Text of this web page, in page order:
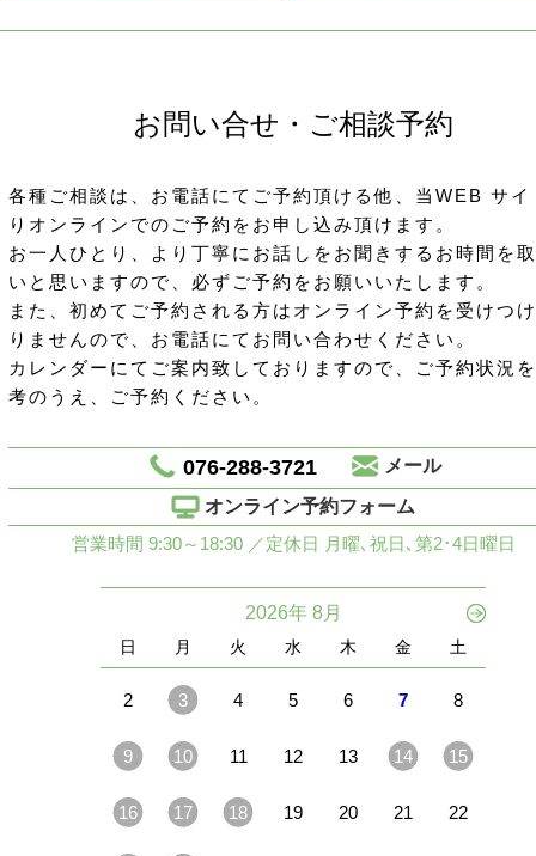
お問い合せ・ご相談予約
各種ご相談は、お電話にてご予約頂ける他、当WEB サイ
りオンラインでのご予約をお申し込み頂けます。
お一人ひとり、より丁寧にお話しをお聞きするお時間を
いと思いますので、必ずご予約をお願いいたします。
また、初めてご予約される方はオンライン予約を受けつ
りませんので、お電話にてお問い合わせください。
カレンダーにてご案内致しておりますので、ご予約状況
考のうえ、ご予約ください。
076-288-3721
メール
オンライン予約フォーム
営業時間 9:30～18:30 ／定休日 月曜､祝日､第2･4日曜日
2026年 8月
日 月 火 水 木 金 土
2 3 4 5 6 7 8
9 10 11 12 13 14 15
16 17 18 19 20 21 22